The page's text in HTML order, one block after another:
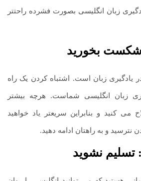
زبان انگلیسی بصورت فشرده راحتتر
شکست بخورید
زبان است. اشتباه کردن یک راه
زبان انگلیسی شماست. هرچه بیشتر
می کنید و بنابراین سریع­تر یاد خواهید
و به راهتان ادامه دهید.
تسلیم نشوید